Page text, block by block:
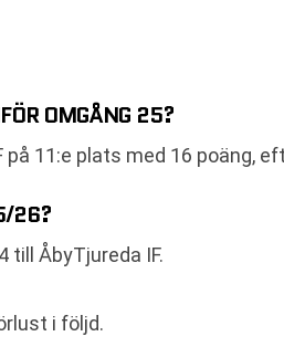
OMGÅNG 25?
11:e plats med 16 poäng,
26?
till ÅbyTjureda IF.
i följd.